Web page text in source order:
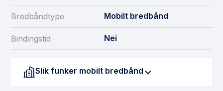
Bredbåndtype Mobilt bredbånd
Bindingstid Nei
Slik funker mobilt bredbånd